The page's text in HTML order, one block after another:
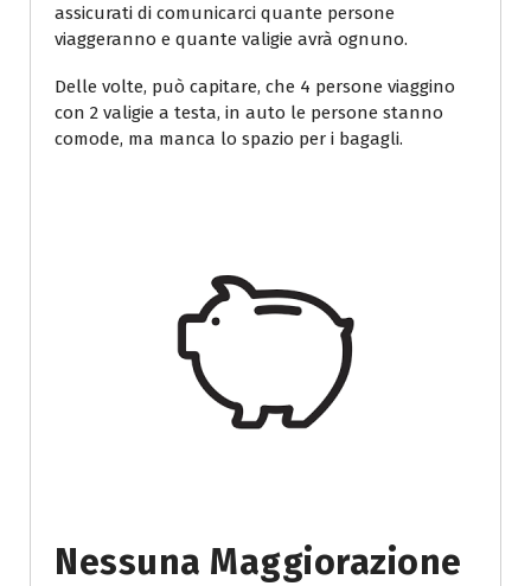
assicurati di comunicarci quante persone
viaggeranno e quante valigie avrà ognuno.
Delle volte, può capitare, che 4 persone viaggino
con 2 valigie a testa, in auto le persone stanno
comode, ma manca lo spazio per i bagagli.
Nessuna Maggiorazione